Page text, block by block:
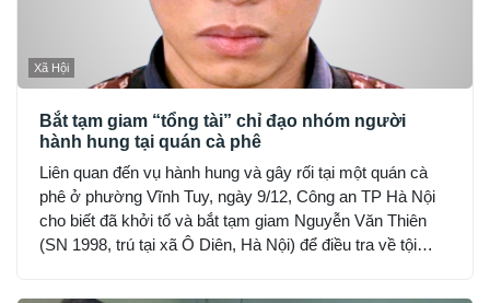
Xã Hội
Bắt tạm giam “tổng tài” chỉ đạo nhóm người
hành hung tại quán cà phê
Liên quan đến vụ hành hung và gây rối tại một quán cà
phê ở phường Vĩnh Tuy, ngày 9/12, Công an TP Hà Nội
cho biết đã khởi tố và bắt tạm giam Nguyễn Văn Thiên
(SN 1998, trú tại xã Ô Diên, Hà Nội) để điều tra về tội